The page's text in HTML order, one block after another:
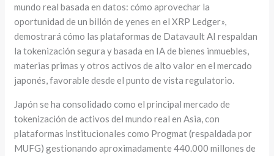
mundo real basada en datos: cómo aprovechar la
oportunidad de un billón de yenes en el XRP Ledger»,
demostrará cómo las plataformas de Datavault AI respaldan
la tokenización segura y basada en IA de bienes inmuebles,
materias primas y otros activos de alto valor en el mercado
japonés, favorable desde el punto de vista regulatorio.
Japón se ha consolidado como el principal mercado de
tokenización de activos del mundo real en Asia, con
plataformas institucionales como Progmat (respaldada por
MUFG) gestionando aproximadamente 440.000 millones de